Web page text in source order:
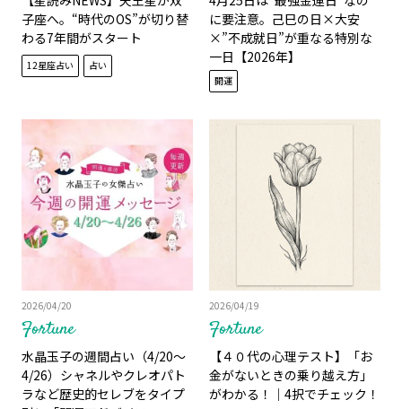
子座へ。“時代のOS”が切り替
わる7年間がスタート
12星座占い 占い
に要注意。己巳の日×大安
×”不成就日”が重なる特別な
一日【2026年】
開運
Fortune
2026/04/20
水晶玉子の週間占い（4/20～
4/26）シャネルやクレオパト
ラなど歴史的セレブをタイプ
Fortune
2026/04/19
【４０代の心理テスト】「お
金がないときの乗り越え方」
がわかる！｜4択でチェック！